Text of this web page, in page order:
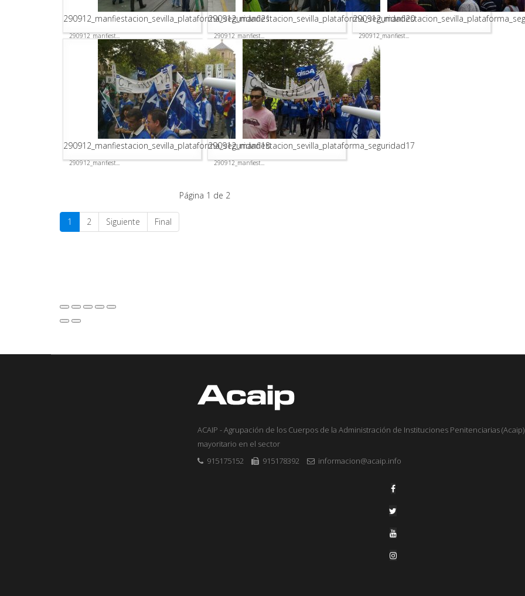
290912_manfiestacion_sevilla_plataforma_seguridad21
290912_manfiest...
290912_manfiestacion_sevilla_plataforma_seguridad20
290912_manfiest... 290912_manfiest...
290912_manfiestacion_sevilla_plataforma_seguridad18
290912_manfiest...
290912_manfiestacion_sevilla_plataforma_seguridad17
290912_manfiest...
Página 1 de 2
1 2 Siguiente Final
ACAIP - Agrupación de los Cuerpos de la Administración de Instituciones Penitenciarias
mayoritario en el sector
915175152
915178392 informacion@acaip.info